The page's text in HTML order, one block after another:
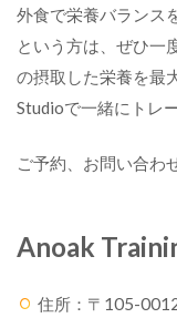
外食で栄養バランス
という方は、ぜひ一
の摂取した栄養を最
Studioで一緒にトレ
ご予約、お問い合わ
Anoak
住所：〒105-